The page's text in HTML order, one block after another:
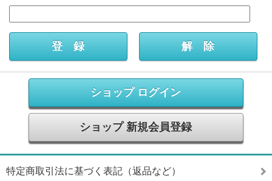
ショップ ログイン
ショップ 新規会員登録
特定商取引法に基づく表記（返品など）